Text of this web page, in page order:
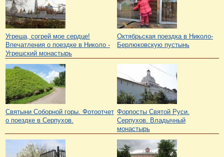
Угреша, согрей мое сердце!
Впечатления о поездке в Николо -
Угрешский монастырь
Октябрьская поездка в Николо-
Берлюковскую пустынь
Святыни Соборной горы. Фотоотчет
о поездке в Серпухов.
Форпосты Святой Руси.
Серпухов. Владычный
монастырь